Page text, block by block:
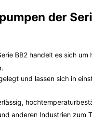
der
BB2 handelt es sich
und lassen sich in
anderen Industrien zum